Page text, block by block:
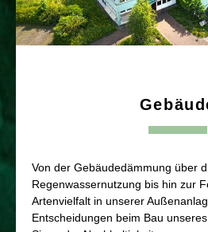
Von der Gebäudedämmung über
Regenwassernutzung bis hin zur
Artenvielfalt in unserer
Entscheidungen beim Bau